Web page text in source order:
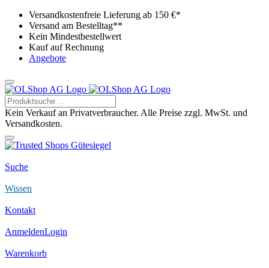
Versandkostenfreie Lieferung ab 150 €*
Versand am Bestelltag**
Kein Mindestbestellwert
Kauf auf Rechnung
Angebote
Kein Verkauf an Privatverbraucher. Alle Preise zzgl. MwSt. und
Versandkosten.
Suche
Wissen
Kontakt
AnmeldenLogin
Warenkorb